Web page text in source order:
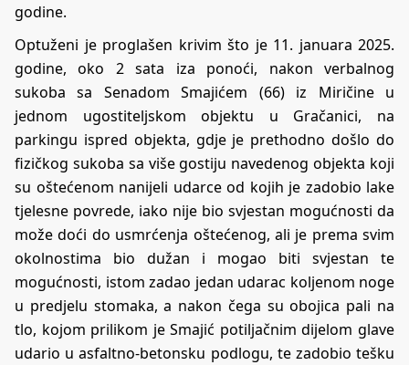
godine.
Optuženi je proglašen krivim što je 11. januara 2025.
godine, oko 2 sata iza ponoći, nakon verbalnog
sukoba sa Senadom Smajićem (66) iz Miričine u
jednom ugostiteljskom objektu u Gračanici, na
parkingu ispred objekta, gdje je prethodno došlo do
fizičkog sukoba sa više gostiju navedenog objekta koji
su oštećenom nanijeli udarce od kojih je zadobio lake
tjelesne povrede, iako nije bio svjestan mogućnosti da
može doći do usmrćenja oštećenog, ali je prema svim
okolnostima bio dužan i mogao biti svjestan te
mogućnosti, istom zadao jedan udarac koljenom noge
u predjelu stomaka, a nakon čega su obojica pali na
tlo, kojom prilikom je Smajić potiljačnim dijelom glave
udario u asfaltno-betonsku podlogu, te zadobio tešku